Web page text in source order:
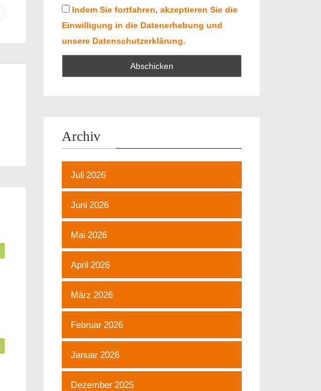
Indem Sie fortfahren, akzeptieren Sie die
Einwilligung in die Datenerhebung und
unsere Datenschutzerklärung.
Archiv
Juli 2026
Juni 2026
Mai 2026
April 2026
März 2026
Februar 2026
Januar 2026
Dezember 2025